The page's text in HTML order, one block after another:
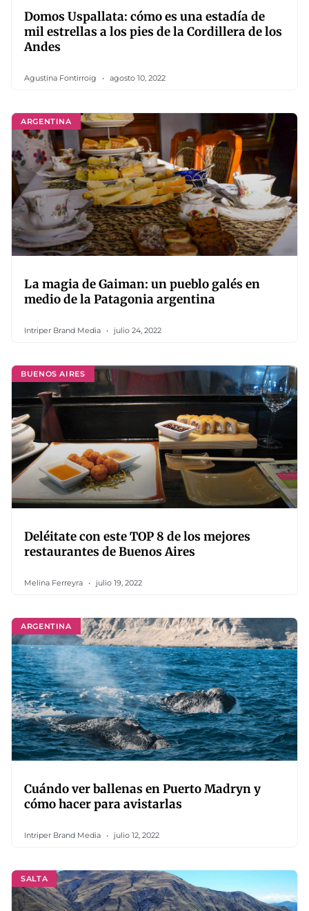
Domos Uspallata: cómo es una estadía de
mil estrellas a los pies de la Cordillera de los
Andes
Agustina Fontirroig agosto 10, 2022
ARGENTINA
La magia de Gaiman: un pueblo galés en
medio de la Patagonia argentina
Intriper Brand Media julio 24, 2022
BUENOS AIRES
Deléitate con este TOP 8 de los mejores
restaurantes de Buenos Aires
Melina Ferreyra julio 19, 2022
ARGENTINA
Cuándo ver ballenas en Puerto Madryn y
cómo hacer para avistarlas
Intriper Brand Media julio 12, 2022
SALTA